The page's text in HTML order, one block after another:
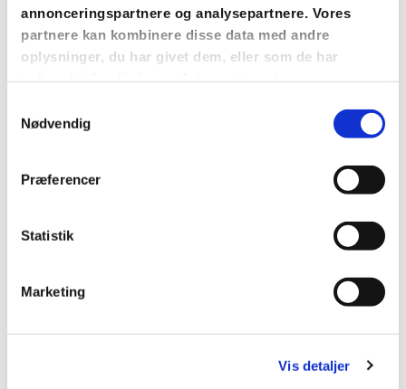
annonceringspartnere og analysepartnere. Vores
partnere kan kombinere disse data med andre
oplysninger, du har givet dem, eller som de har
Nødvendig
Præferencer
Statistik
Marketing
Vis detaljer
Du vil måske også kunne